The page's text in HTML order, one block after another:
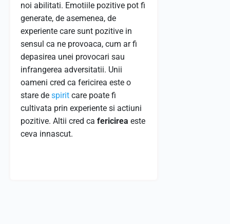
noi abilitati. Emotiile pozitive pot fi
generate, de asemenea, de
experiente care sunt pozitive in
sensul ca ne provoaca, cum ar fi
depasirea unei provocari sau
infrangerea adversitatii. Unii
oameni cred ca fericirea este o
stare de spirit care poate fi
cultivata prin experiente si actiuni
pozitive. Altii cred ca fericirea este
ceva innascut.